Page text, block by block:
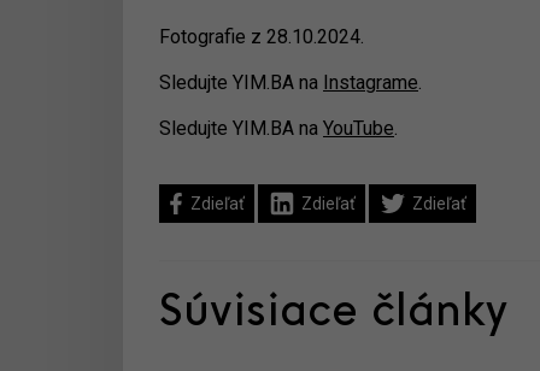
Fotografie z 28.10.2024.
Sledujte YIM.BA na Instagrame
Sledujte YIM.BA na YouTube
Zdieľať Zdieľať Zdieľať
Súvisiace články